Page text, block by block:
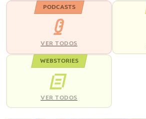
PODCASTS
VER TODOS
WEBSTORIES
VER TODOS